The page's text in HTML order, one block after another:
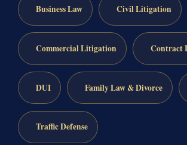
Business Law Civil Litigation
Commercial Litigation Contract
DUI Family Law & Divorce
Traffic Defense